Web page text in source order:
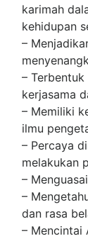
karimah
kehidupan
–
–
kerjasama
– Memiliki
ilmu
– Percaya
melakukan
–
–
dan rasa
– Mencintai